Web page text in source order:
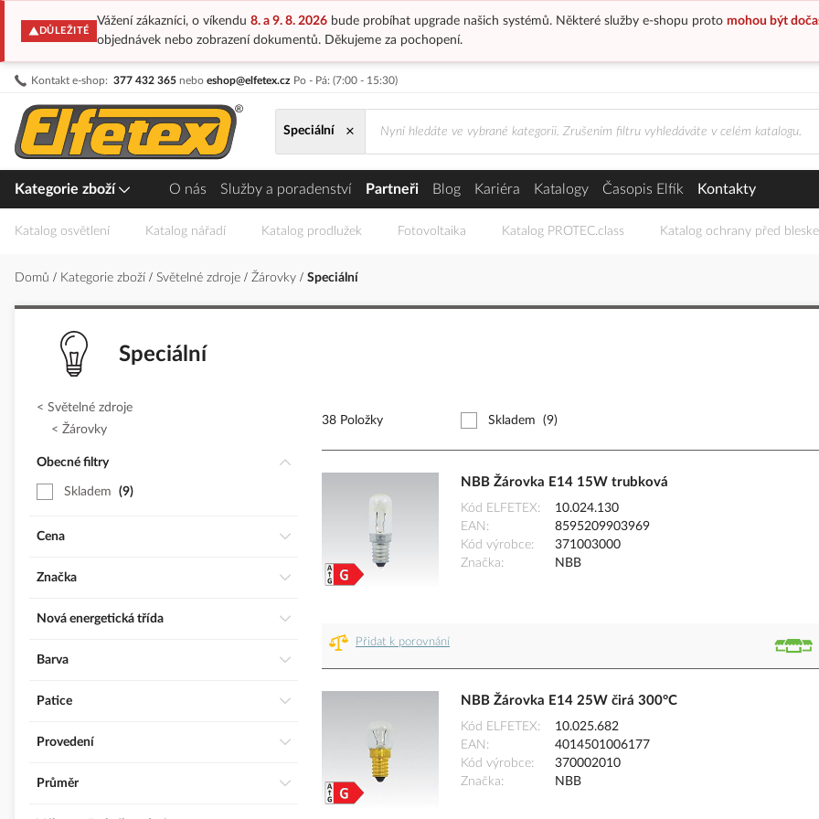
DŮLEŽITÉ
Vážení zákazníci, o víkendu 8. a 9. 8. 2026bude probíhat upgrade našich systémů. Některé služby e-shopu proto mohou být
objednávek nebo zobrazení dokumentů. Děkujeme za pochopení.
Kontakt e-shop: 377 432 365 nebo eshop@elfetex.cz Po - Pá: (7:00 - 15:30)
Přejít
obsah
Speciální
×
Kategorie zboží O nás Služby a poradenství Partneři Blog Kariéra Katalogy Časopis Elfík Kontakty
Katalog osvětlení Katalog nářadí Katalog prodlužek Fotovoltaika Katalog PROTEC.class Katalog ochrany před
Domů Kategorie zboží Světelné zdroje Žárovky Speciální
Speciální
38 Položky Skladem (9)
NBB Žárovka E14 15W trubková
Kód ELFETEX
10.024.130
EAN
8595209903969
Kód výrobce
371003000
Značka
NBB
Přidat k porovnání
NBB Žárovka E14 25W čirá 300°C
Kód ELFETEX
10.025.682
EAN
4014501006177
Kód výrobce
370002010
Značka
NBB
Světelné zdroje
Žárovky
Obecné filtry
Skladem 9
Cena
Značka
Nová energetická třída
Barva
Patice
Provedení
Průměr